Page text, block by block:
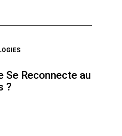
Se Reconnecte au
?